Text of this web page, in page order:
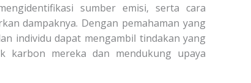
sumber emisi, serta cara
dampaknya. Dengan pemahaman yang
individu dapat mengambil tindakan yang
karbon mereka dan mendukung upaya